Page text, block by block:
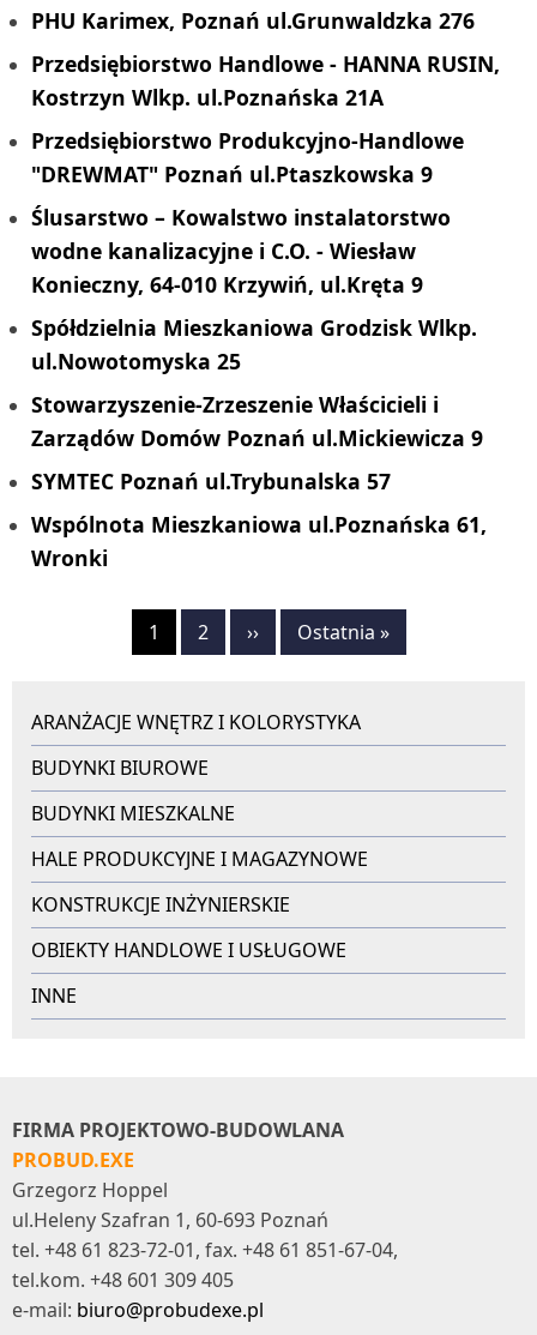
PHU Karimex, Poznań ul.Grunwaldzka 276
Przedsiębiorstwo Handlowe - HANNA RUSIN,
Kostrzyn Wlkp. ul.Poznańska 21A
Przedsiębiorstwo Produkcyjno-Handlowe
"DREWMAT" Poznań ul.Ptaszkowska 9
Ślusarstwo – Kowalstwo instalatorstwo
wodne kanalizacyjne i C.O. - Wiesław
Konieczny, 64-010 Krzywiń, ul.Kręta 9
Spółdzielnia Mieszkaniowa Grodzisk Wlkp.
ul.Nowotomyska 25
Stowarzyszenie-Zrzeszenie Właścicieli i
Zarządów Domów Poznań ul.Mickiewicza 9
SYMTEC Poznań ul.Trybunalska 57
Wspólnota Mieszkaniowa ul.Poznańska 61,
Wronki
Stronicowanie
Strona
1 Strona
2
Następna
strona
››
Ostatnia
strona
Ostatnia »
ARANŻACJE WNĘTRZ I KOLORYSTYKA
BUDYNKI BIUROWE
BUDYNKI MIESZKALNE
HALE PRODUKCYJNE I MAGAZYNOWE
KONSTRUKCJE INŻYNIERSKIE
OBIEKTY HANDLOWE I USŁUGOWE
INNE
FIRMA PROJEKTOWO-BUDOWLANA
PROBUD.EXE
Grzegorz Hoppel
ul.Heleny Szafran 1, 60-693 Poznań
tel. +48 61 823-72-01, fax. +48 61 851-67-04,
tel.kom. +48 601 309 405
e-mail: biuro@probudexe.pl